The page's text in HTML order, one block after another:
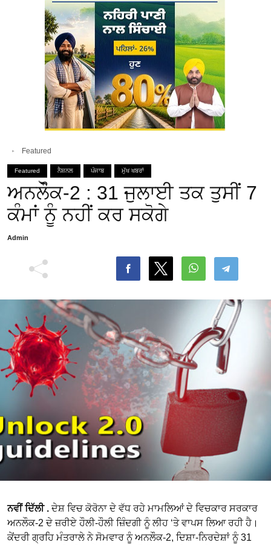
Featured
Featured ਨੈਸ਼ਨਲ ਪੰਜਾਬ ਮੁੱਖ ਖਬਰਾਂ
ਅਨਲੋੌਕ-2 : 31 ਜੁਲਾਈ ਤਕ ਤੁਸੀਂ 7
ਕੰਮਾਂ ਨੂੰ ਨਹੀਂ ਕਰ ਸਕੋਗੇ
Admin
ਨਵੀਂ ਦਿੱਲੀ .ਦੇਸ਼ ਵਿਚ ਕੋਰੋਨਾ ਦੇ ਵੱਧ ਰਹੇ ਮਾਮਲਿਆਂ ਦੇ ਵਿਚਕਾਰ ਸਰਕਾਰ
ਅਨਲੌਕ-2 ਦੇ ਜ਼ਰੀਏ ਹੌਲੀ-ਹੌਲੀ ਜ਼ਿੰਦਗੀ ਨੂੰ ਲੀਹ ‘ਤੇ ਵਾਪਸ ਲਿਆ ਰਹੀ ਹੈ।
ਕੇਂਦਰੀ ਗ੍ਰਹਿ ਮੰਤਰਾਲੇ ਨੇ ਸੋਮਵਾਰ ਨੂੰ ਅਨਲੌਕ-2, ਦਿਸ਼ਾ-ਨਿਰਦੇਸ਼ਾਂ ਨੂੰ 31